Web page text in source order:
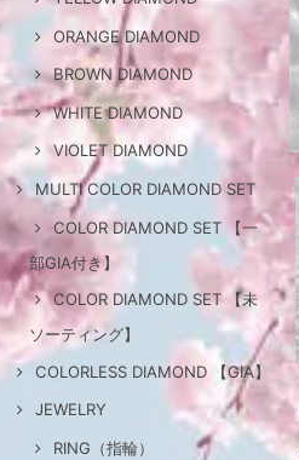
ORANGE DIAMOND
BROWN DIAMOND
WHITE DIAMOND
VIOLET DIAMOND
MULTI COLOR DIAMOND SET
COLOR DIAMOND SET 【一
部GIA付き】
COLOR DIAMOND SET 【未
ソーティング】
COLORLESS DIAMOND 【GIA】
JEWELRY
RING（指輪）